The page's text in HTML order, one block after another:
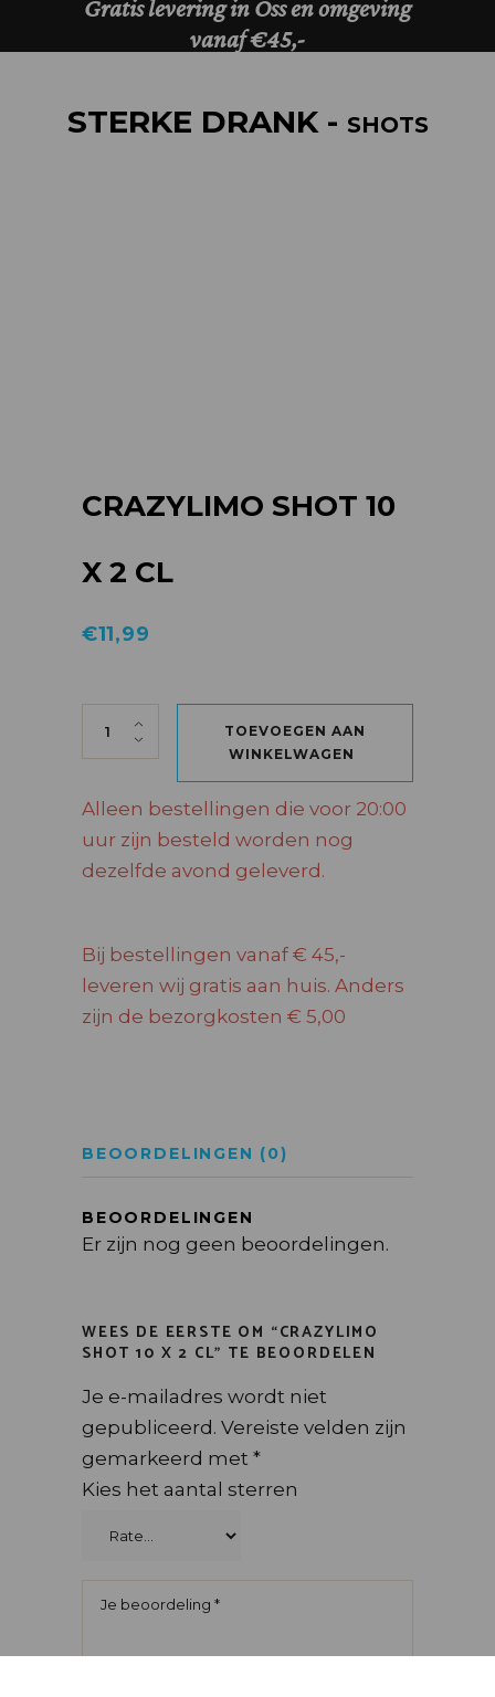
STERKE DRANK - SHOTS
CRAZYLIMO SHOT 10
X 2 CL
€11,99
CRAZYLIMO SHOT 10 X 2 CL quantity
TOEVOEGEN AAN
WINKELWAGEN
Alleen bestellingen die voor 20:00
uur zijn besteld worden nog
dezelfde avond geleverd.
Bij bestellingen vanaf € 45,-
leveren wij gratis aan huis. Anders
zijn de bezorgkosten € 5,00
BEOORDELINGEN (0)
BEOORDELINGEN
Er zijn nog geen beoordelingen.
WEES DE EERSTE OM “CRAZYLIMO
SHOT 10 X 2 CL” TE BEOORDELEN
Je e-mailadres wordt niet
gepubliceerd. Vereiste velden zijn
gemarkeerd met *
Kies het aantal sterren